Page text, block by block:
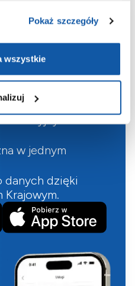
Pokaż szczegóły
wszystkie
w jednym
danych dzięki
Krajowym.